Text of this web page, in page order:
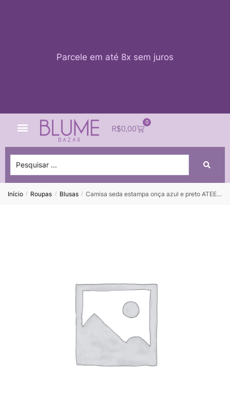
Parcele em até 8x sem juros
R$0,00
0
Início / Roupas / Blusas / Camisa seda estampa onça azul e preto ATEEN – 36